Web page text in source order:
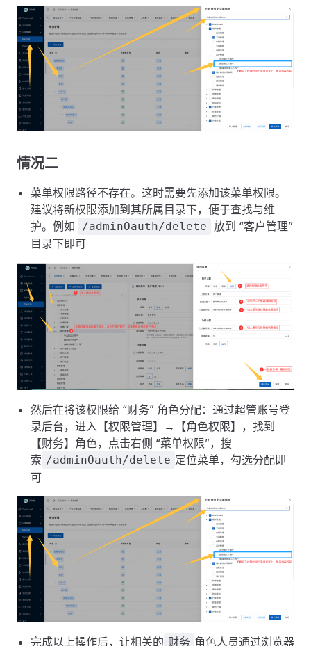
情况二
菜单权限路径不存在。这时需要先添加该菜单权限。
建议将新权限添加到其所属目录下，便于查找与维
护。例如
/adminOauth/delete 放到 “客户管理”
目录下即可
然后在将该权限给 “财务” 角色分配：通过超管账号登
录后台，进入【权限管理】→【角色权限】，找到
【财务】角色，点击右侧 “菜单权限”，搜
索 /adminOauth/delete 定位菜单，勾选分配即
可
完成以上操作后，让相关的 财务 角色人员通过浏览器